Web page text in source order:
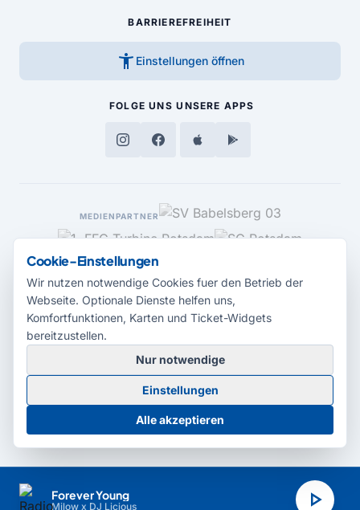
Forever Young
Milow x DJ Licious play_arrow
BARRIEREFREIHEIT
accessibility_new Einstellungen öffnen
FOLGE UNS UNSERE APPS
MEDIENPARTNER
© 2026 Radio Potsdam. Webseite entwickelt durch dieMedienagentur
Babelsberg
BarrierefreiheitserklärungAGBDatenschutzImpressum
Cookie-Einstellungen
Cookie-Einstellungen
Wir nutzen notwendige Cookies fuer den Betrieb der
Webseite. Optionale Dienste helfen uns,
Komfortfunktionen, Karten und Ticket-Widgets
bereitzustellen.
Nur notwendige
Einstellungen
Alle akzeptieren